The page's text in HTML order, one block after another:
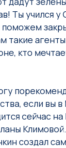
Ты учился у
такие
кто
если вы
сейчас
создал